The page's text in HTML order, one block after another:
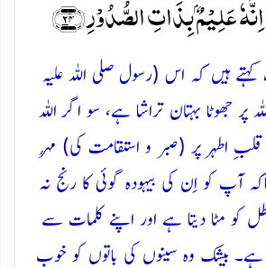
عَلِیۡمٌۢ بِذَاتِ الصُّدُوۡرِ ﴿۲۴﴾
کہتے ہیں کہ اس (رسول صلی اللہ علیہ
پر جھوٹا بہتان تراشا ہے، سو اگر اللہ
اطہر پر (صبر و استقامت کی) مُہر
آپ کو اِن کی بیہودہ گوئی کا رنج نہ
کو مٹا دیتا ہے اور اپنے کلمات سے
ہے۔ بیشک وہ سینوں کی باتوں کو خوب